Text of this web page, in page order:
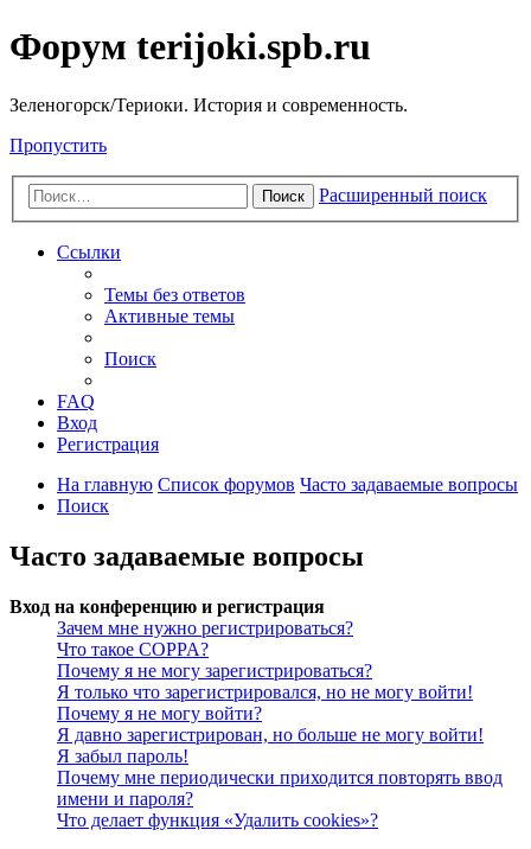
Форум terijoki.spb.ru
Зеленогорск/Териоки. История и современность.
Пропустить
Поиск Расширенный поиск
Ссылки
Темы без ответов
Активные темы
Поиск
FAQ
Вход
Регистрация
На главную Список форумов Часто задаваемые вопросы
Поиск
Часто задаваемые вопросы
Вход на конференцию и регистрация
Зачем мне нужно регистрироваться?
Что такое COPPA?
Почему я не могу зарегистрироваться?
Я только что зарегистрировался, но не могу войти!
Почему я не могу войти?
Я давно зарегистрирован, но больше не могу войти!
Я забыл пароль!
Почему мне периодически приходится повторять ввод
имени и пароля?
Что делает функция «Удалить cookies»?